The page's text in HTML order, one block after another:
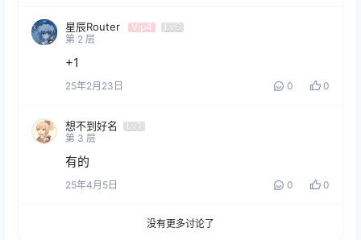
星辰Router Vip4
Lv6
第 2 层
+1
25年2月23日 0 0
想不到好名
Lv1
第 3 层
有的
25年4月5日 0 0
没有更多讨论了